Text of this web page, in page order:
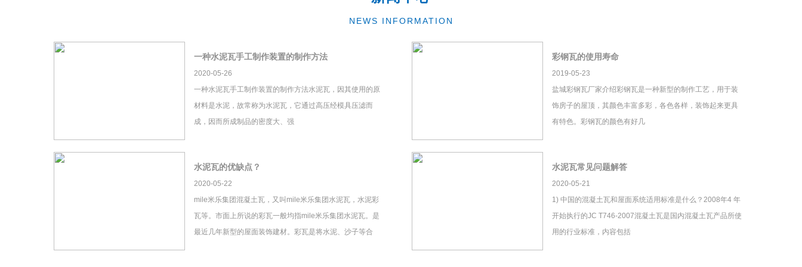
NEWS INFORMATION
一种水泥瓦手工制作装置的制作方法
2020-05-26
一种水泥瓦手工制作装置的制作方法水泥瓦，因其使用的原
材料是水泥，故常称为水泥瓦，它通过高压经模具压滤而
成，因而所成制品的密度大、强
彩钢瓦的使用寿命
2019-05-23
盐城彩钢瓦厂家介绍彩钢瓦是一种新型的制作工艺，用于装
饰房子的屋顶，其颜色丰富多彩，各色各样，装饰起来更具
有特色。彩钢瓦的颜色有好几
水泥瓦的优缺点？
2020-05-22
mile米乐集团混凝土瓦，又叫mile米乐集团水泥瓦，水泥彩
瓦等。市面上所说的彩瓦一般均指mile米乐集团水泥瓦。是
最近几年新型的屋面装饰建材。彩瓦是将水泥、沙子等合
水泥瓦常见问题解答
2020-05-21
1) 中国的混凝土瓦和屋面系统适用标准是什么？2008年4 年
开始执行的JC T746-2007混凝土瓦是国内混凝土瓦产品所使
用的行业标准，内容包括